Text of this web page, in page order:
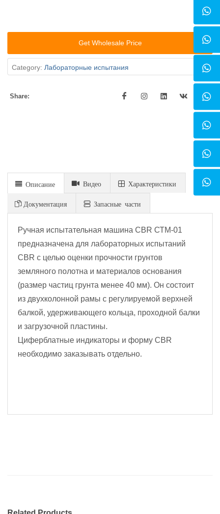
Get Wholesale Price
Category: Лабораторные испытания
Share:
Описание Видео Xарактеристики
Документация Запасные части
Ручная испытательная машина CBR СТМ-01
предназначена для лабораторных испытаний
CBR с целью оценки прочности грунтов
земляного полотна и материалов основания
(размер частиц грунта менее 40 мм). Он состоит
из двухколонной рамы с регулируемой верхней
балкой, удерживающего кольца, проходной балки
и загрузочной пластины.
Циферблатные индикаторы и форму CBR
необходимо заказывать отдельно.